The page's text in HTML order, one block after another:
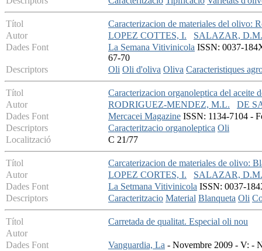
Títol
Caracterizacion de materiales del olivo:
Autor
LOPEZ COTTES, I.
SALAZAR, D.M.
Dades Font
La Semana Vitivinicola ISSN: 0037-
67-70
Descriptors
Oli Oli d'oliva Oliva Caracteristiques
Títol
Caracterizacion organoleptica del aceite
Autor
RODRIGUEZ-MENDEZ, M.L.
DE
Dades Font
Mercacei Magazine ISSN: 1134-7104 -
Descriptors
Caracteritzacio organoleptica Oli
Localització
C 21/77
Títol
Carcaterizacion de materiales de olivo:
Autor
LOPEZ CORTES, I.
SALAZAR, D.M.
Dades Font
La Setmana Vitivinicola ISSN: 0037-
Descriptors
Caracteritzacio Material Blanqueta Oli
Títol
Carretada de qualitat. Especial oli nou
Autor
Dades Font
Vanguardia, La - Novembre 2009 - V: -